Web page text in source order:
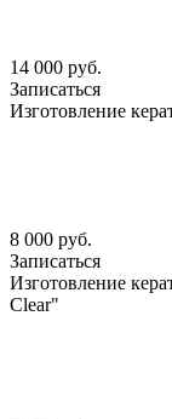
14 000 руб.
Записаться
Изготовление
8 000 руб.
Записаться
Изготовление
Clear"